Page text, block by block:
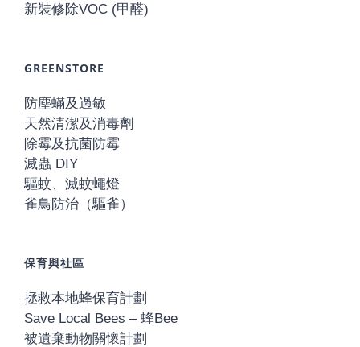
新裝修除VOC (甲醛)
GREENSTORE
防塵蟎及過敏
天然清潔及消毒劑
除霉及抗菌防霉
滅蟲 DIY
驅蚊、滅蚊蠅燈
雀鳥防治（驅雀）
保育與社區
拯救本地蜂保育計劃
Save Local Bees – 蜂Bee
被遺棄動物關懷計劃